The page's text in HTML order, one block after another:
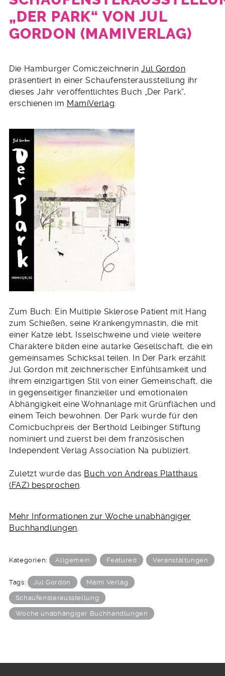
„DER PARK“ VON JUL
GORDON (MAMIVERLAG)
Oktober
2021
Die Hamburger ComiczeichnerinJul Gordon
präsentiert in einer Schaufensterausstellung ihr
dieses Jahr veröffentlichtes Buch „Der Park“,
erschienen im MamiVerlag
Zum Buch: Ein Multiple Sklerose Patient mit Hang
zum Schießen, seine Krankengymnastin, die mit
einer Katze lebt, Isselschweine und viele weitere
Charaktere bilden eine autarke Gesellschaft, die ein
gemeinsames Schicksal teilen. In Der Park erzählt
Jul Gordon mit zeichnerischer Einfühlsamkeit und
ihrem einzigartigen Stil von einer Gemeinschaft, die
in gegenseitiger finanzieller und emotionalen
Abhängigkeit eine Wohnanlage mit Grünflächen und
einem Teich bewohnen. Der Park wurde für den
Comicbuchpreis der Berthold Leibinger Stiftung
nominiert und zuerst bei dem französischen
Independent Verlag Association Na publiziert.
Zuletzt wurde das Buch von Andreas Platthaus
(FAZ) besprochen
Mehr Informationen zur Woche unabhängiger
Buchhandlungen.
Kategorien: Allgemein Featured Veranstaltungen
Tags: Jul Gordon Mami Verlag
Schaufensterausstellung
Woche unabhängiger Buchhandlungen